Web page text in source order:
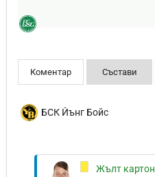
Коментар Състави
БСК Йънг Бойс
Жълт картон